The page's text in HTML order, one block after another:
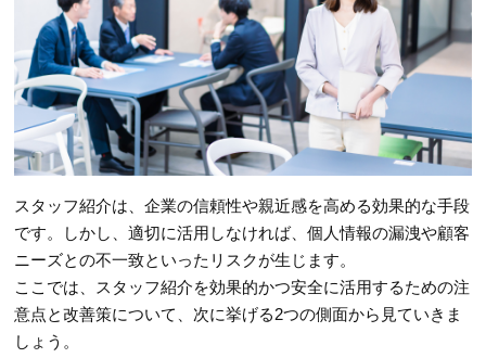
スタッフ紹介は、企業の信頼性や親近感を高める効果的な手段
です。しかし、適切に活用しなければ、個人情報の漏洩や顧客
ニーズとの不一致といったリスクが生じます。
ここでは、スタッフ紹介を効果的かつ安全に活用するための注
意点と改善策について、次に挙げる2つの側面から見ていきま
しょう。